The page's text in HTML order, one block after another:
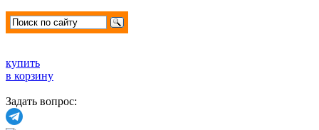
купить
в корзину
Задать вопрос: